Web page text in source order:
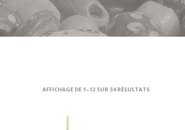
AFFICHAGE DE 1–12 SUR 34 RÉSULTATS